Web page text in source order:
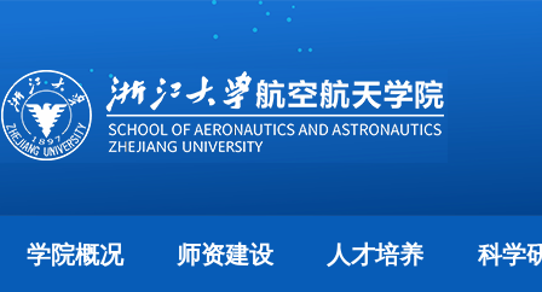
学院概况 师资建设 人才培养 科学